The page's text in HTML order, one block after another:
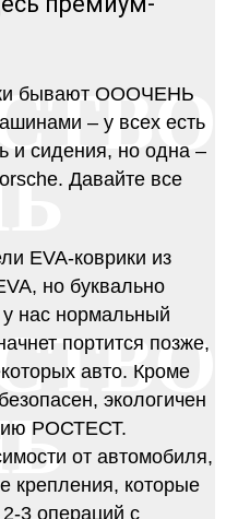
бывают ОООЧЕНЬ
– у всех есть
и сидения, но одна –
Давайте все
EVA-коврики из
но буквально
нас нормальный
портится позже,
авто. Кроме
экологичен
РОСТЕСТ.
от автомобиля,
крепления, которые
3 операций с